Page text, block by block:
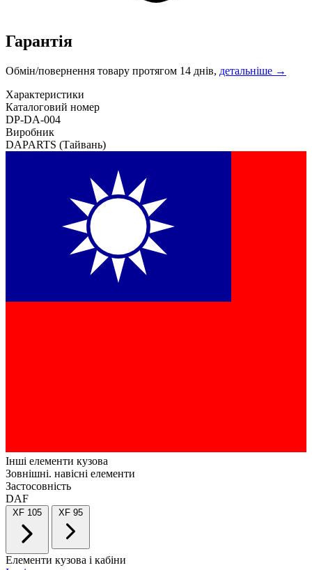
Гарантія
Обмін/повернення товару протягом 14 днів, детальніше →
Характеристики
Каталоговий номер
DP-DA-004
Виробник
DAPARTS (Тайвань)
Інші елементи кузова
Зовнішні. навісні елементи
Застосовність
DAF
Елементи кузова і кабіни